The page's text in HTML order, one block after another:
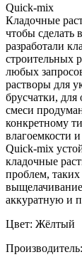
Quick-mix
Кладочные
чтобы сделать
разработали
строительных
любых
растворы для
брусчатки,
смеси
конкретному
влагоемкости
Quick-mix
кладочные
проблем,
аккуратную и
Цвет: Жёлтый